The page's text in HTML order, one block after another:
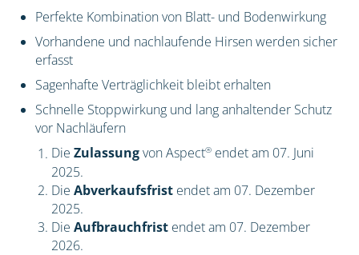
Perfekte Kombination von Blatt- und Bodenwirkung
Vorhandene und nachlaufende Hirsen werden sicher
erfasst
Sagenhafte Verträglichkeit bleibt erhalten
Schnelle Stoppwirkung und lang anhaltender Schutz
vor Nachläufern
Die Zulassungvon Aspect®endet am 07. Juni
2025.
Die Abverkaufsfrist endet am 07. Dezember
2025.
Die Aufbrauchfrist endet am 07. Dezember
2026.